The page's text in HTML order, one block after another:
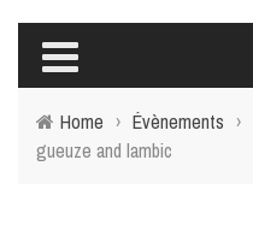
Home › Évènements ›
gueuze and lambic